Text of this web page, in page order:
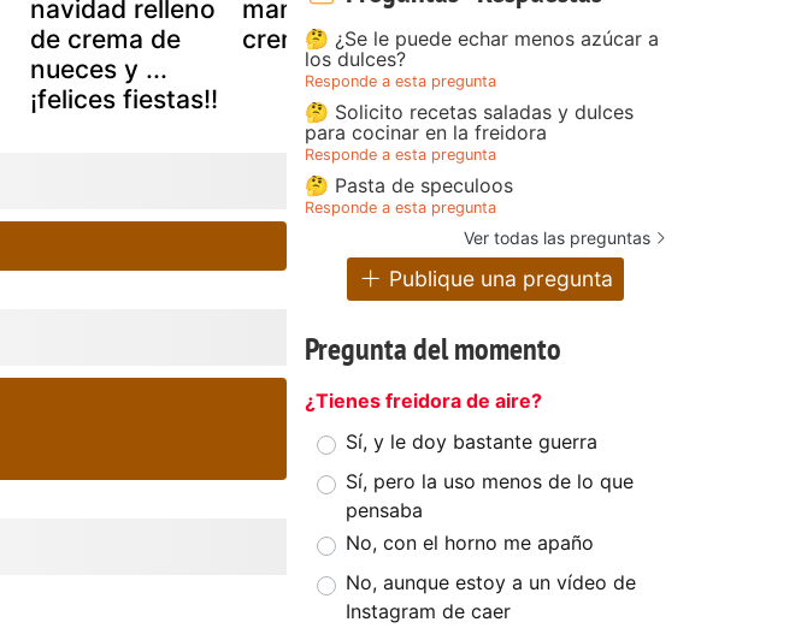
navidad relleno
de crema de
nueces y ...
¡felices fiestas!!
manzana con
crema de nuez
crema de
queso y nueces
🤔 ¿Se le puede echar menos azúcar a
los dulces?
Responde a esta pregunta
🤔 Solicito recetas saladas y dulces
para cocinar en la freidora
Responde a esta pregunta
🤔 Pasta de speculoos
Responde a esta pregunta
Ver todas las preguntas
Publique una pregunta
Pregunta del momento
¿Tienes freidora de aire?
Sí, y le doy bastante guerra
Sí, pero la uso menos de lo que
pensaba
No, con el horno me apaño
No, aunque estoy a un vídeo de
Instagram de caer